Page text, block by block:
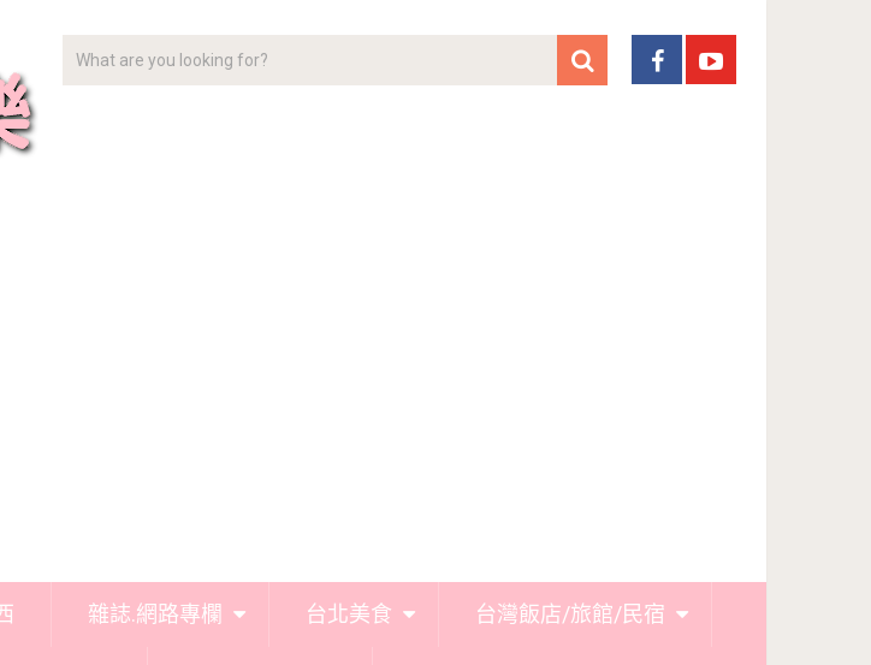
雜誌.網路專欄 台北美食 台灣飯店/旅館/民宿